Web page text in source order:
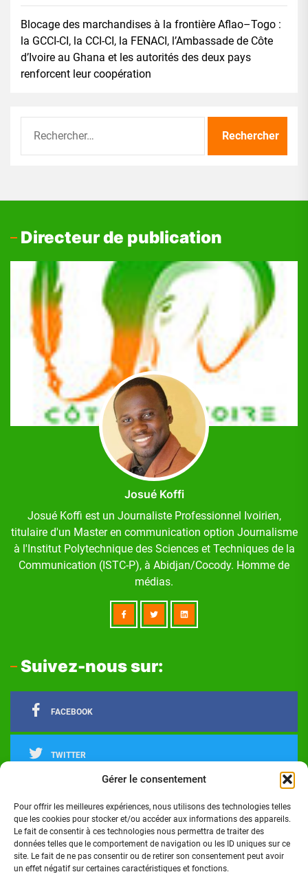
Gérer le consentement
Pour offrir les meilleures expériences, nous utilisons des technologies telles
que les cookies pour stocker et/ou accéder aux informations des appareils.
Le fait de consentir à ces technologies nous permettra de traiter des
données telles que le comportement de navigation ou les ID uniques sur ce
site. Le fait de ne pas consentir ou de retirer son consentement peut avoir
un effet négatif sur certaines caractéristiques et fonctions.
Blocage des marchandises à la frontière Aflao–Togo :
la GCCI-CI, la CCI-CI, la FENACI, l’Ambassade de Côte
d’Ivoire au Ghana et les autorités des deux pays
renforcent leur coopération
Directeur de publication
Josué Koffi
Josué Koffi est un Journaliste Professionnel Ivoirien,
titulaire d'un Master en communication option Journalisme
à l'Institut Polytechnique des Sciences et Techniques de la
Communication (ISTC-P), à Abidjan/Cocody. Homme de
médias.
Suivez-nous sur:
FACEBOOK
TWITTER
INSTAGRAM